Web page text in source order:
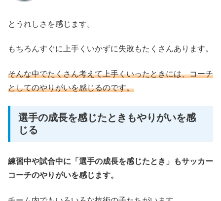
とうれしさを感じます。
もちろんすぐに上手くいかずに失敗もたくさんあります。
そんな中でたくさん考えて上手くいったときには、コーチ
としてのやりがいを感じるのです。
選手の成長を感じたときもやりがいを感
じる
練習中や試合中に「選手の成長を感じたとき」もサッカー
コーチのやりがいを感じます。